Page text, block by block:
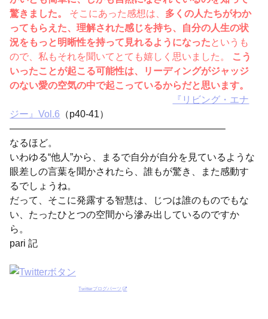
驚きました。
そこにあった感想は、 多くの人たちがわか
ってもらえた、理解された感じを持ち、自分の人生の状
況をもっと明晰性を持って見れるようになった というも
ので、私もそれを聞いてとても嬉しく思いました。 こう
いったことが起こる可能性は、リーディングがジャッジ
のない愛の空気の中で起こっているからだと思います。
『リビング・エナ
ジー』Vol.6 （p40-41）
——————————————————————–
なるほど。
いわゆる“他人”から、まるで自分が自分を見ているような
眼差しの言葉を聞かされたら、誰もが驚き、また感動す
るでしょうね。
だって、そこに発露する智慧は、じつは誰のものでもな
い、たったひとつの空間から滲み出しているのですか
ら。
pari 記
Twitterブログパーツ